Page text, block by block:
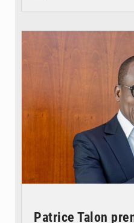
Patrice Talon